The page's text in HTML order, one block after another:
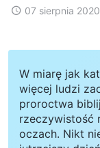
07 sierpnia 2020
W miarę jak
więcej ludzi
proroctwa
rzeczywistość
oczach. Nikt